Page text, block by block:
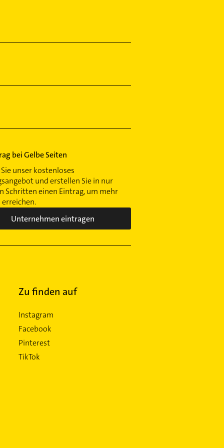
bei Gelbe Seiten
unser kostenloses
und erstellen Sie in nur
Schritten einen Eintrag, um mehr
erreichen.
Unternehmen eintragen
Zu finden auf
Instagram
Facebook
Pinterest
TikTok